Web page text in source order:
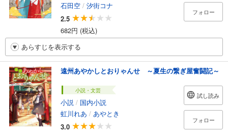
石田空 / 汐街コナ
2.5
682円 (税込)
フォロー
あらすじを表示する
遠州あやかしとおりゃんせ ～夏生の繋ぎ屋奮闘記～
小説・文芸
小説 / 国内小説
虹川れあ / あやとき
3.0
試し読み
フォロー